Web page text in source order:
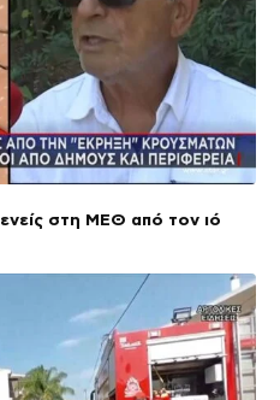
στη ΜΕΘ από τον ιό